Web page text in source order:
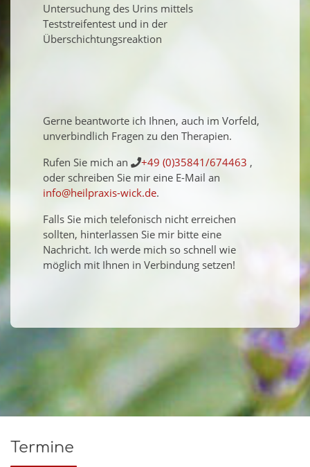
Untersuchung des Urins mittels
Teststreifentest und in der
Überschichtungsreaktion
Gerne beantworte ich Ihnen, auch im Vorfeld,
unverbindlich Fragen zu den Therapien.
Rufen Sie mich an
+49 (0)35841/674463 ,
oder schreiben Sie mir eine E-Mail an
info@heilpraxis-wick.de.
Falls Sie mich telefonisch nicht erreichen
sollten, hinterlassen Sie mir bitte eine
Nachricht. Ich werde mich so schnell wie
möglich mit Ihnen in Verbindung setzen!
Termine